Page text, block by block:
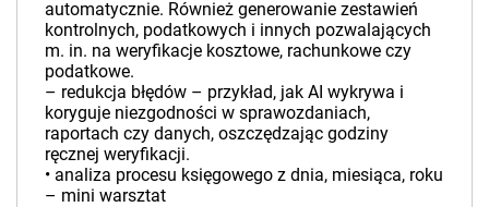
automatycznie. Również generowanie zestawień
kontrolnych, podatkowych i innych pozwalających
m. in. na weryfikacje kosztowe, rachunkowe czy
podatkowe.
– redukcja błędów – przykład, jak AI wykrywa i
koryguje niezgodności w sprawozdaniach,
raportach czy danych, oszczędzając godziny
ręcznej weryfikacji.
• analiza procesu księgowego z dnia, miesiąca, roku
– mini warsztat